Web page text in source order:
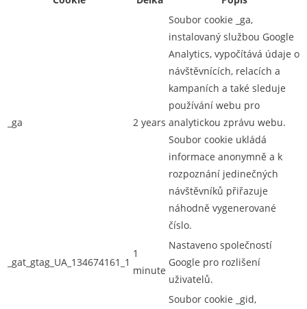
_ga 2 years
Soubor cookie _ga,
instalovaný službou Google
Analytics, vypočítává údaje o
návštěvnících, relacích a
kampaních a také sleduje
používání webu pro
analytickou zprávu webu.
Soubor cookie ukládá
informace anonymně a k
rozpoznání jedinečných
návštěvníků přiřazuje
náhodně vygenerované
číslo.
_gat_gtag_UA_134674161_1
1
minute
Nastaveno společností
Google pro rozlišení
uživatelů.
Soubor cookie _gid,